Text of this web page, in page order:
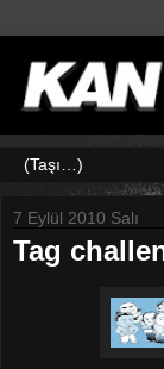
7 Eylül 2010 Salı
Tag